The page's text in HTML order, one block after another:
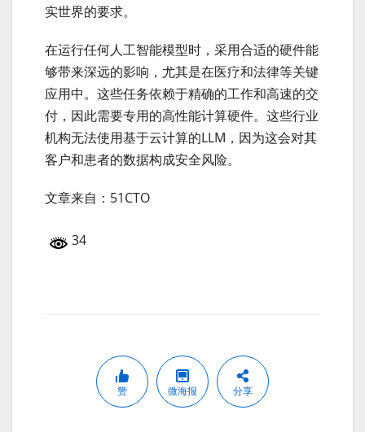
实世界的要求。
在运行任何人工智能模型时，采用合适的硬件能
够带来深远的影响，尤其是在医疗和法律等关键
应用中。这些任务依赖于精确的工作和高速的交
付，因此需要专用的高性能计算硬件。这些行业
机构无法使用基于云计算的LLM，因为这会对其
客户和患者的数据构成安全风险。
文章来自：51CTO
34
赞 微海报 分享